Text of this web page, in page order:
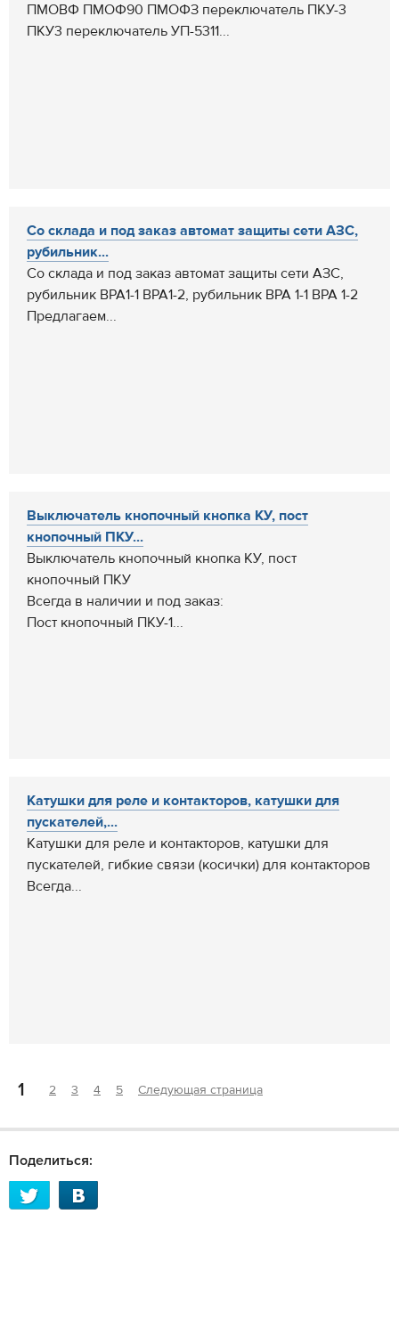
ПМОВФ ПМОФ90 ПМОФЗ переключатель ПКУ-3
ПКУ3 переключатель УП-5311...
Со склада и под заказ автомат защиты сети АЗС,
рубильник...
Со склада и под заказ автомат защиты сети АЗС,
рубильник ВРА1-1 ВРА1-2, рубильник ВРА 1-1 ВРА 1-2
Предлагаем...
Выключатель кнопочный кнопка КУ, пост
кнопочный ПКУ...
Выключатель кнопочный кнопка КУ, пост
кнопочный ПКУ
Всегда в наличии и под заказ:
Пост кнопочный ПКУ-1...
Катушки для реле и контакторов, катушки для
пускателей,...
Катушки для реле и контакторов, катушки для
пускателей, гибкие связи (косички) для контакторов
Всегда...
1 2 3 4 5 Следующая страница
Поделиться: